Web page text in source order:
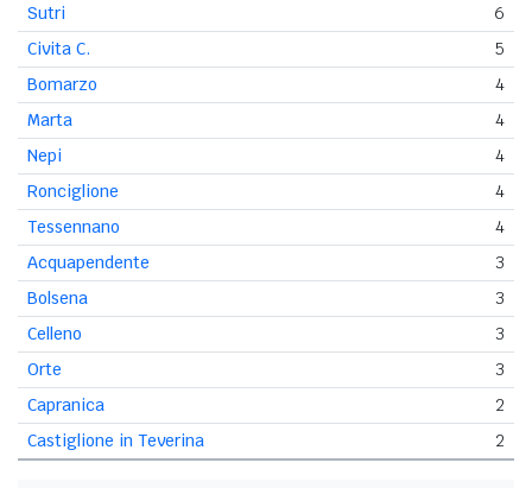
Sutri
6
Civita C.
5
Bomarzo
4
Marta
4
Nepi
4
Ronciglione
4
Tessennano
4
Acquapendente
3
Bolsena
3
Celleno
3
Orte
3
Capranica
2
Castiglione in Teverina
2